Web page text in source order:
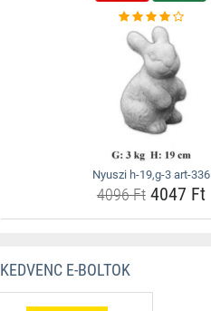
Nyuszi h-19,g-3 art-336
4096 Ft4047 Ft
KEDVENC E-BOLTOK